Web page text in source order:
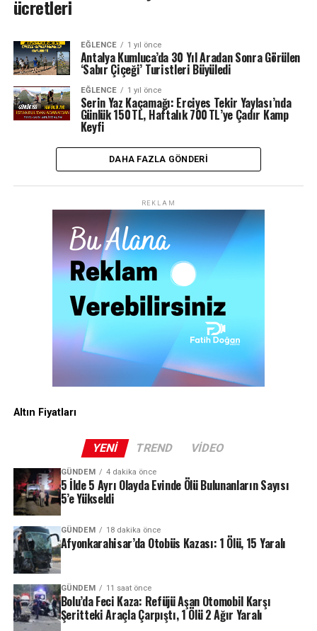
ücretleri
EĞLENCE 1 yıl önce
Antalya Kumluca’da 30 Yıl Aradan Sonra Görülen
‘Sabır Çiçeği’ Turistleri Büyüledi
EĞLENCE 1 yıl önce
Serin Yaz Kaçamağı: Erciyes Tekir Yaylası’nda
Günlük 150 TL, Haftalık 700 TL’ye Çadır Kamp
Keyfi
DAHA FAZLA GÖNDERI
REKLAM
Altın Fiyatları
YENI TREND VIDEO
GÜNDEM 4 dakika önce
5 İlde 5 Ayrı Olayda Evinde Ölü Bulunanların Sayısı
5’e Yükseldi
GÜNDEM 18 dakika önce
Afyonkarahisar’da Otobüs Kazası: 1 Ölü, 15 Yaralı
GÜNDEM 11 saat önce
Bolu’da Feci Kaza: Refüjü Aşan Otomobil Karşı
Şeritteki Araçla Çarpıştı, 1 Ölü 2 Ağır Yaralı